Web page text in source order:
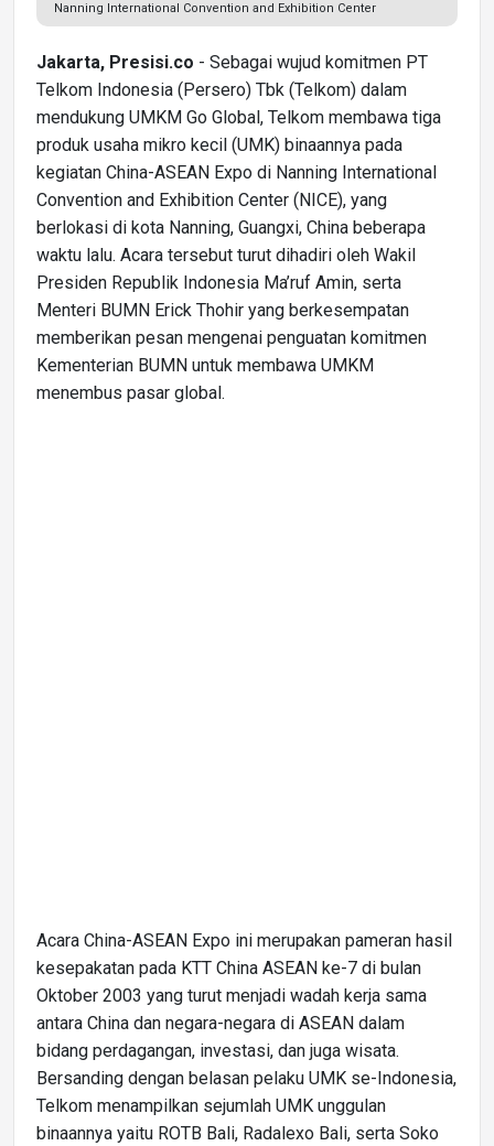
Nanning International Convention and Exhibition Center
Jakarta, Presisi.co - Sebagai wujud komitmen PT
Telkom Indonesia (Persero) Tbk (Telkom) dalam
mendukung UMKM Go Global, Telkom membawa tiga
produk usaha mikro kecil (UMK) binaannya pada
kegiatan China-ASEAN Expo di Nanning International
Convention and Exhibition Center (NICE), yang
berlokasi di kota Nanning, Guangxi, China beberapa
waktu lalu. Acara tersebut turut dihadiri oleh Wakil
Presiden Republik Indonesia Ma’ruf Amin, serta
Menteri BUMN Erick Thohir yang berkesempatan
memberikan pesan mengenai penguatan komitmen
Kementerian BUMN untuk membawa UMKM
menembus pasar global.
Acara China-ASEAN Expo ini merupakan pameran hasil
kesepakatan pada KTT China ASEAN ke-7 di bulan
Oktober 2003 yang turut menjadi wadah kerja sama
antara China dan negara-negara di ASEAN dalam
bidang perdagangan, investasi, dan juga wisata.
Bersanding dengan belasan pelaku UMK se-Indonesia,
Telkom menampilkan sejumlah UMK unggulan
binaannya yaitu ROTB Bali, Radalexo Bali, serta Soko